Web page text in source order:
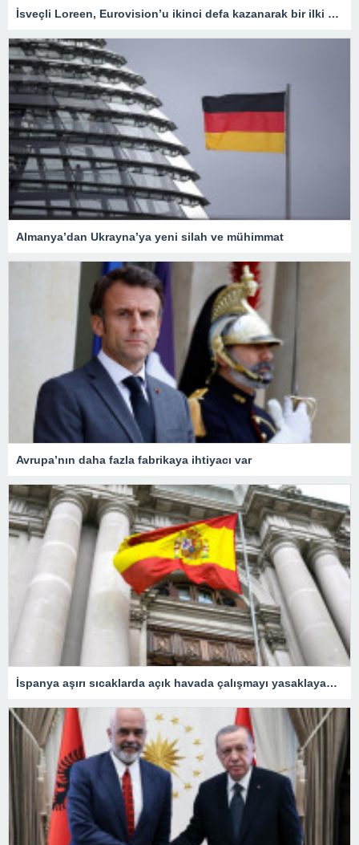
İsveçli Loreen, Eurovision’u ikinci defa kazanarak bir ilki gerçekleştirdi
Almanya’dan Ukrayna’ya yeni silah ve mühimmat
Avrupa’nın daha fazla fabrikaya ihtiyacı var
İspanya aşırı sıcaklarda açık havada çalışmayı yasaklayacak